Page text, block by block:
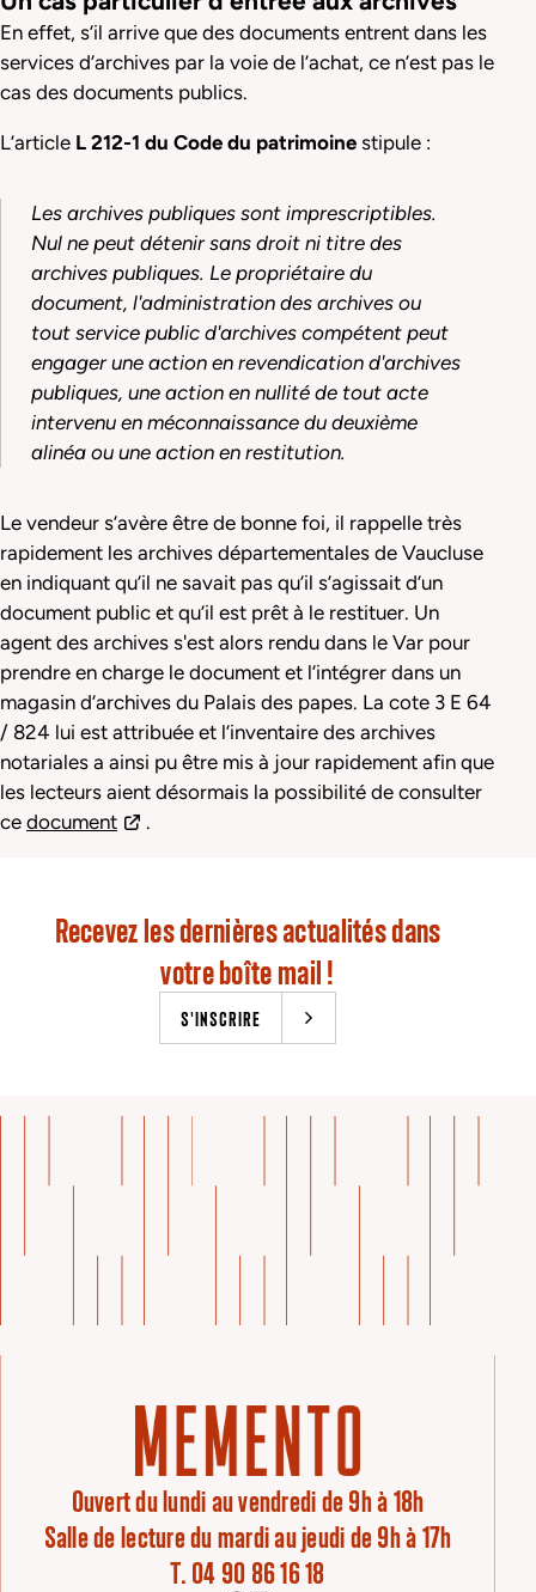
En effet, s’il arrive que des documents entrent dans les
services d’archives par la voie de l’achat, ce n’est pas le
cas des documents publics.
L’article L 212-1 du Code du patrimoine stipule :
Les archives publiques sont imprescriptibles.
Nul ne peut détenir sans droit ni titre des
archives publiques. Le propriétaire du
document, l'administration des archives ou
tout service public d'archives compétent peut
engager une action en revendication d'archives
publiques, une action en nullité de tout acte
intervenu en méconnaissance du deuxième
alinéa ou une action en restitution.
Le vendeur s’avère être de bonne foi, il rappelle très
rapidement les archives départementales de Vaucluse
en indiquant qu’il ne savait pas qu’il s’agissait d’un
document public et qu’il est prêt à le restituer. Un
agent des archives s'est alors rendu dans le Var pour
prendre en charge le document et l’intégrer dans un
magasin d’archives du Palais des papes. La cote 3 E 64
/ 824 lui est attribuée et l’inventaire des archives
notariales a ainsi pu être mis à jour rapidement afin que
les lecteurs aient désormais la possibilité de consulter
ce document .
Recevez les dernières actualités dans
votre boîte mail !
S'INSCRIRE
Ouvert du lundi au vendredi de 9h à 18h
Salle de lecture du mardi au jeudi de 9h à 17h
T. 04 90 86 16 18